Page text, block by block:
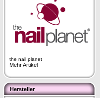
the nail planet
Mehr Artikel
Hersteller